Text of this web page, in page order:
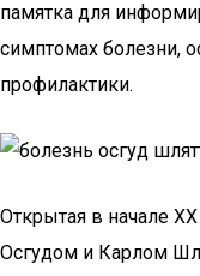
памятка для
симптомах болезни,
профилактики.
Открытая в начале
Осгудом и Карлом